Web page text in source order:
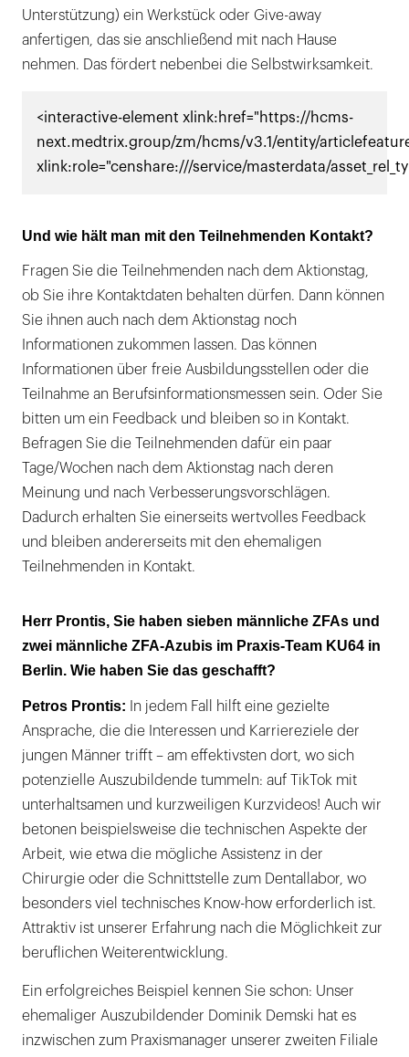
Unterstützung) ein Werkstück oder Give-away
anfertigen, das sie anschließend mit nach Hause
nehmen. Das fördert nebenbei die Selbstwirksamkeit.
<interactive-element xlink:href="https://hcms-
next.medtrix.group/zm/hcms/v3.1/entity/
xlink:role="censhare:///service/masterdata/
Und wie hält man mit den Teilnehmenden Kontakt?
Fragen Sie die Teilnehmenden nach dem Aktionstag,
ob Sie ihre Kontaktdaten behalten dürfen. Dann können
Sie ihnen auch nach dem Aktionstag noch
Informationen zukommen lassen. Das können
Informationen über freie Ausbildungsstellen oder die
Teilnahme an Berufsinformationsmessen sein. Oder Sie
bitten um ein Feedback und bleiben so in Kontakt.
Befragen Sie die Teilnehmenden dafür ein paar
Tage/Wochen nach dem Aktionstag nach deren
Meinung und nach Verbesserungsvorschlägen.
Dadurch erhalten Sie einerseits wertvolles Feedback
und bleiben andererseits mit den ehemaligen
Teilnehmenden in Kontakt.
Herr Prontis, Sie haben sieben männliche ZFAs und
zwei männliche ZFA-Azubis im Praxis-Team KU64 in
Berlin. Wie haben Sie das geschafft?
Petros Prontis:
In jedem Fall hilft eine gezielte
Ansprache, die die Interessen und Karriereziele der
jungen Männer trifft – am effektivsten dort, wo sich
potenzielle Auszubildende tummeln: auf TikTok mit
unterhaltsamen und kurzweiligen Kurzvideos! Auch wir
betonen beispielsweise die technischen Aspekte der
Arbeit, wie etwa die mögliche Assistenz in der
Chirurgie oder die Schnittstelle zum Dentallabor, wo
besonders viel technisches Know-how erforderlich ist.
Attraktiv ist unserer Erfahrung nach die Möglichkeit zur
beruflichen Weiterentwicklung.
Ein erfolgreiches Beispiel kennen Sie schon: Unser
ehemaliger Auszubildender Dominik Demski hat es
inzwischen zum Praxismanager unserer zweiten Filiale